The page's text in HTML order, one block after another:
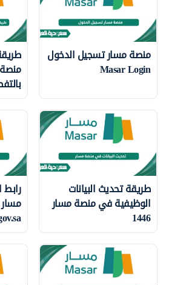
منصة مسار تسجيل الدخول
Masar Login
طريقة تحديث البيانات
الوظيفية في منصة مسار
1446
مسار